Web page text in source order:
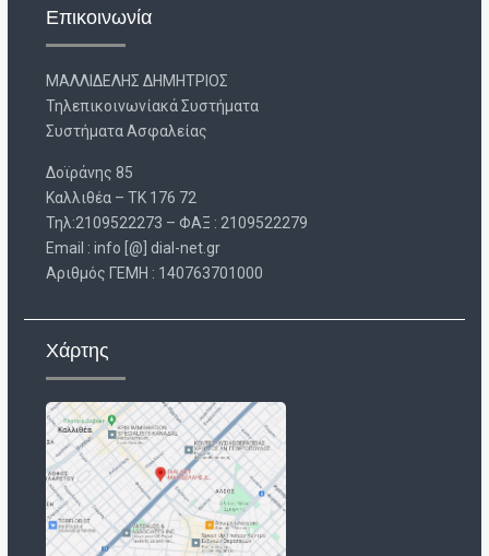
Επικοινωνία
ΜΑΛΛΙΔΕΛΗΣ ΔΗΜΗΤΡΙΟΣ
Τηλεπικοινωνίακά Συστήματα
Συστήματα Ασφαλείας
Δοϊράνης 85
Καλλιθέα – ΤΚ 176 72
Τηλ:2109522273 – ΦΑΞ : 2109522279
Email : info [@] dial-net.gr
Aριθμός ΓΕΜΗ : 140763701000
Χάρτης